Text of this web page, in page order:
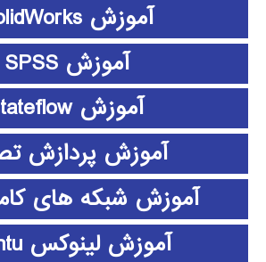
آموزش SolidWorks
آموزش SPSS
آموزش stateflow
آموزش پردازش
آموزش شبکه های
آموزش لینوکس ubuntu